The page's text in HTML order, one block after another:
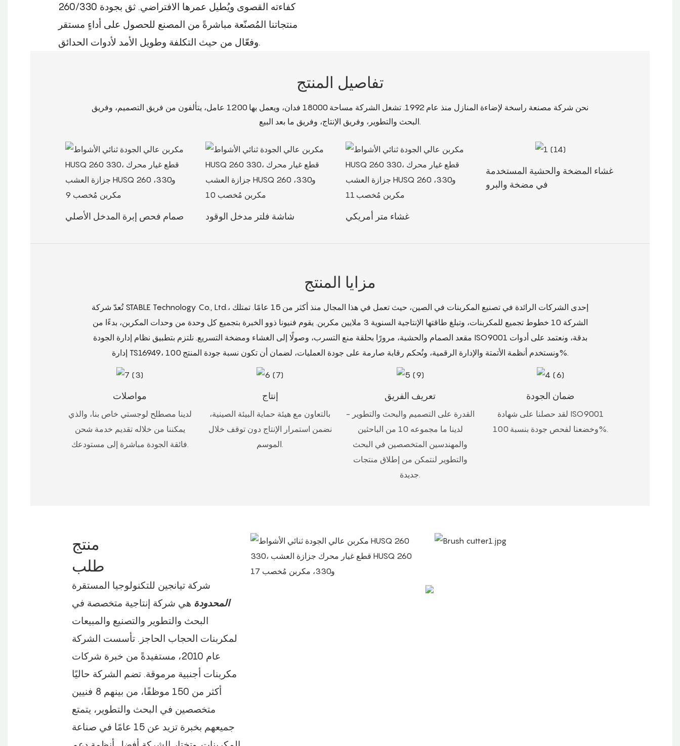
260/330 كفاءته القصوى ويُطيل عمرها الافتراضي. ثق بجودة
منتجاتنا المُصنّعة مباشرةً من المصنع للحصول على أداءٍ مستقر
وفعّال من حيث التكلفة وطويل الأمد لأدوات الحدائق.
تفاصيل المنتج
نحن شركة مصنعة راسخة لإضاءة المنازل منذ عام 1992. تشغل الشركة مساحة 18000 فدان، ويعمل بها 1200 عامل، يتألفون من فريق التصميم، وفريق
البحث والتطوير، وفريق الإنتاج، وفريق ما بعد البيع.
صمام فحص إبرة المدخل الأصلي شاشة فلتر مدخل الوقود غشاء متر أمريكي
غشاء المضخة والحشية المستخدمة
في مضخة والبرو
مزايا المنتج
تُعدّ شركة STABLE Technology Co., Ltd.، إحدى الشركات الرائدة في تصنيع المكربنات في الصين، حيث تعمل في هذا المجال منذ أكثر من 15 عامًا. تمتلك
الشركة 10 خطوط تجميع للمكربنات، وتبلغ طاقتها الإنتاجية السنوية 3 ملايين مكربن. يقوم فنيونا ذوو الخبرة بتجميع كل وحدة من وحدات المكربن، بدءًا من
مقعد الصمام والحشية، مرورًا بحلقة منع التسرب، وصولًا إلى الغشاء ومضخة التسريع. نلتزم بتطبيق نظام إدارة الجودة ISO9001 بدقة، ونعتمد على أدوات
إدارة TS16949، ونستخدم أنظمة الأتمتة والإدارة الرقمية، ونُحكم رقابة صارمة على جودة العمليات، لضمان أن تكون نسبة جودة المنتج 100%.
مواصلات
لدينا مصطلح لوجستي خاص بنا، والذي
يمكننا من خلاله تقديم خدمة شحن
فائقة الجودة مباشرة إلى مستودعك.
إنتاج
بالتعاون مع هيئة حماية البيئة الصينية،
نضمن استمرار الإنتاج دون توقف خلال
الموسم.
تعريف الفريق
القدرة على التصميم والبحث والتطوير -
لدينا ما مجموعه 10 من الباحثين
والمهندسين المتخصصين في البحث
والتطوير لنتمكن من إطلاق منتجات
جديدة.
ضمان الجودة
لقد حصلنا على شهادة ISO9001
وخضعنا لفحص جودة بنسبة 100%.
منتج
طلب
شركة تيانجين للتكنولوجيا المستقرة
المحدودة هي شركة إنتاجية متخصصة في
البحث والتطوير والتصنيع والمبيعات
لمكربنات الحجاب الحاجز. تأسست الشركة
عام 2010، مستفيدةً من خبرة شركات
مكربنات أجنبية مرموقة. تضم الشركة حاليًا
أكثر من 150 موظفًا، من بينهم 8 فنيين
متخصصين في البحث والتطوير، يتمتع
جميعهم بخبرة تزيد عن 15 عامًا في صناعة